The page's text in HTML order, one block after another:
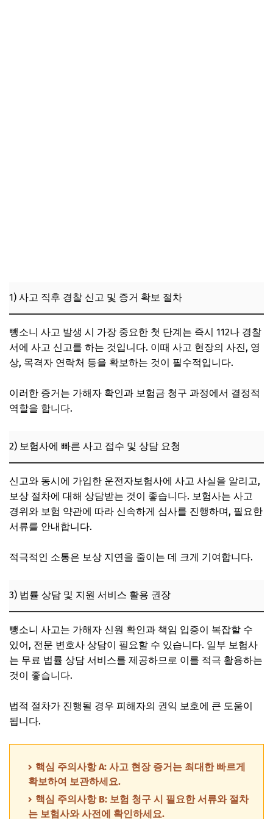
1) 사고 직후 경찰 신고 및 증거 확보 절차
뺑소니 사고 발생 시 가장 중요한 첫 단계는 즉시 112나 경찰
서에 사고 신고를 하는 것입니다. 이때 사고 현장의 사진, 영
상, 목격자 연락처 등을 확보하는 것이 필수적입니다.
이러한 증거는 가해자 확인과 보험금 청구 과정에서 결정적
역할을 합니다.
2) 보험사에 빠른 사고 접수 및 상담 요청
신고와 동시에 가입한 운전자보험사에 사고 사실을 알리고,
보상 절차에 대해 상담받는 것이 좋습니다. 보험사는 사고
경위와 보험 약관에 따라 신속하게 심사를 진행하며, 필요한
서류를 안내합니다.
적극적인 소통은 보상 지연을 줄이는 데 크게 기여합니다.
3) 법률 상담 및 지원 서비스 활용 권장
뺑소니 사고는 가해자 신원 확인과 책임 입증이 복잡할 수
있어, 전문 변호사 상담이 필요할 수 있습니다. 일부 보험사
는 무료 법률 상담 서비스를 제공하므로 이를 적극 활용하는
것이 좋습니다.
법적 절차가 진행될 경우 피해자의 권익 보호에 큰 도움이
됩니다.
핵심 주의사항 A: 사고 현장 증거는 최대한 빠르게
확보하여 보관하세요.
핵심 주의사항 B: 보험 청구 시 필요한 서류와 절차
는 보험사와 사전에 확인하세요.